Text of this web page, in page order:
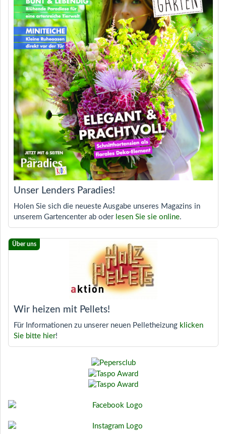
Unser Lenders Paradies!
Holen Sie sich die neueste Ausgabe unseres Magazins in
unserem Gartencenter ab oder lesen Sie sie online.
Wir heizen mit Pellets!
Für Informationen zu unserer neuen Pelletheizung klicken
Sie bitte hier!